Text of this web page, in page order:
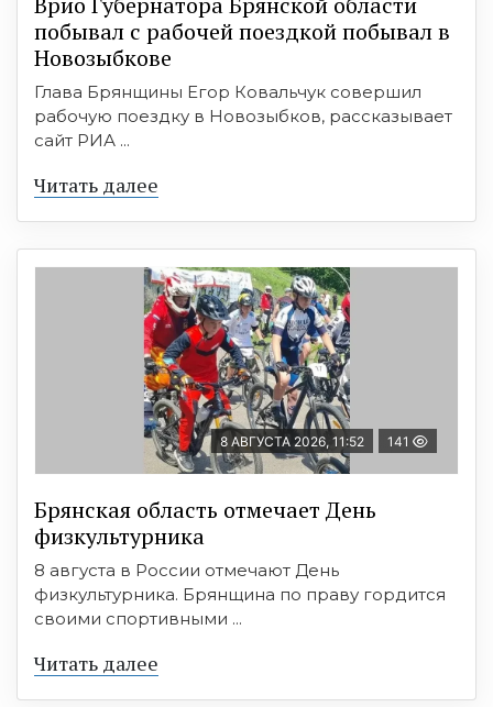
побывал с рабочей поездкой побывал в
Новозыбкове
Глава Брянщины Егор Ковальчук совершил
рабочую поездку в Новозыбков, рассказывает
сайт РИА ...
Читать далее
8 АВГУСТА 2026, 11:52 141
Брянская область отмечает День
физкультурника
8 августа в России отмечают День
физкультурника. Брянщина по праву гордится
своими спортивными ...
Читать далее